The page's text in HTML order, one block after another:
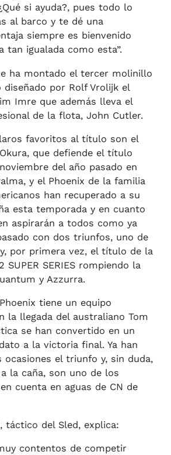
si ayuda?, pues todo lo
al barco y te dé una
siempre es bienvenido
tan igualada como esta”.
ha montado el tercer molinillo
por Rolf Vrolijk el
Imre que además lleva el
de la flota, John Cutler.
favoritos al título son el
que defiende el título
del año pasado en
y el Phoenix de la familia
han recuperado a su
esta temporada y en cuanto
aspirarán a todos como ya
con dos triunfos, uno de
por primera vez, el título de la
SUPER SERIES rompiendo la
y Azzurra.
tiene un equipo
la llegada del australiano Tom
se han convertido en un
a la victoria final. Ya han
ocasiones el triunfo y, sin duda,
la caña, son uno de los
cuenta en aguas de CN de
, táctico del Sled, explica:
contentos de competir